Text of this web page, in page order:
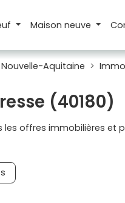
Maison neuve
Aquitaine
(40180)
les offres immobilières et